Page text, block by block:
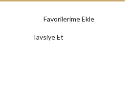
Tavsiye Et